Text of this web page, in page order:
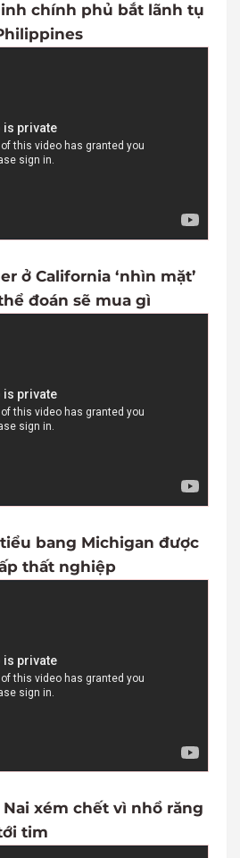
chính phủ bắt lãnh tụ
ở California ‘nhìn mặt’
đoán sẽ mua gì
bang Michigan được
thất nghiệp
xém chết vì nhổ răng
tim